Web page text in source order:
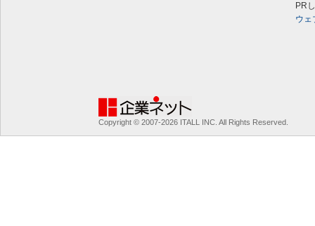
PR
ウェ
Copyright © 2007-2026 ITALL INC. All Rights Reserved.